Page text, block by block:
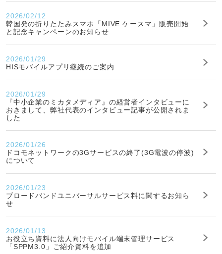
2026/02/12
韓国発の折りたたみスマホ「MIVE ケースマ」販売開始
と記念キャンペーンのお知らせ
2026/01/29
HISモバイルアプリ継続のご案内
2026/01/29
『中小企業のミカタメディア』の経営者インタビューに
おきまして、弊社代表のインタビュー記事が公開されま
した
2026/01/26
ドコモネットワークの3Gサービスの終了(3G電波の停波)
について
2026/01/23
ブロードバンドユニバーサルサービス料に関するお知ら
せ
2026/01/13
お役立ち資料に法人向けモバイル端末管理サービス
「SPPM3.0」ご紹介資料を追加